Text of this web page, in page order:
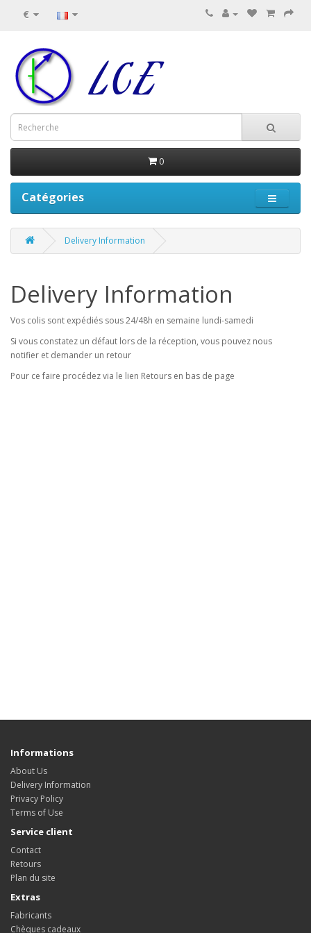
€
0
Catégories
Delivery Information
Delivery Information
Vos colis sont expédiés sous 24/48h en semaine lundi-samedi
Si vous constatez un défaut lors de la réception, vous pouvez nous
notifier et demander un retour
Pour ce faire procédez via le lien Retours en bas de page
Informations
About Us
Delivery Information
Privacy Policy
Terms of Use
Service client
Contact
Retours
Plan du site
Extras
Fabricants
Chèques cadeaux